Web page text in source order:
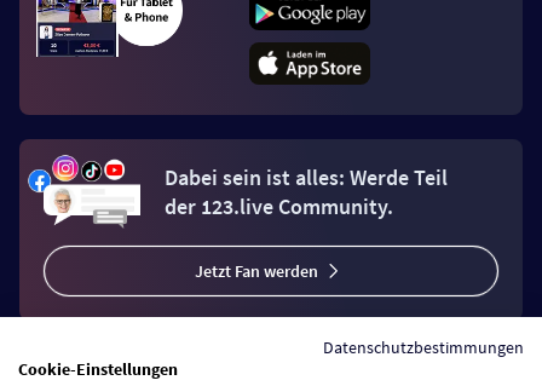
Dabei sein ist alles: Werde Teil
der 123.live Community.
Jetzt Fan werden
Datenschutzbestimmungen
Cookie-Einstellungen